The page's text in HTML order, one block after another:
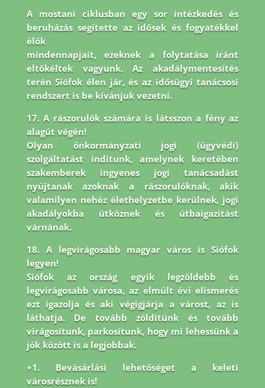
A mostani ciklusban egy sor intézkedés és
beruházás segítette az idősek és fogyatékkel
élők
mindennapjait, ezeknek a folytatása iránt
eltökéltek vagyunk. Az akadálymentesítés
terén Siófok élen jár,és az idősügyi tanácsosi
rendszert is be kívánjuk vezetni.
17. A rászorulók számára is látsszon a fény az
alagút végén!
Olyan önkormányzati jogi (ügyvédi)
szolgáltatást indítunk, amelynek keretében
szakemberek ingyenes jogi tanácsadást
nyújtanak azoknak a rászorulóknak, akik
valamilyen nehéz élethelyzetbe kerülnek, jogi
akadályokba ütköznek és útbaigazítást
várnának.
18. A legvirágosabb magyar város is Siófok
legyen!
Siófok az ország egyik legzöldebb és
legvirágosabb városa, az elmúlt évi elismerés
ezt igazolja és aki végigjárja a várost, az is
láthatja. De tovább zöldítünk és tovább
virágosítunk, parkosítunk, hogy mi lehessünk a
jók között is a legjobbak.
+1. Bevásárlási lehetőséget a keleti
városrésznek is!